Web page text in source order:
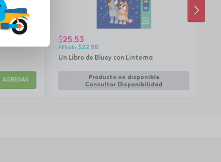
AGREGAR
Un Libro de Bluey con Linterna
$25.53
$22.98
Producto no disponible
Consultar Disponibilidad